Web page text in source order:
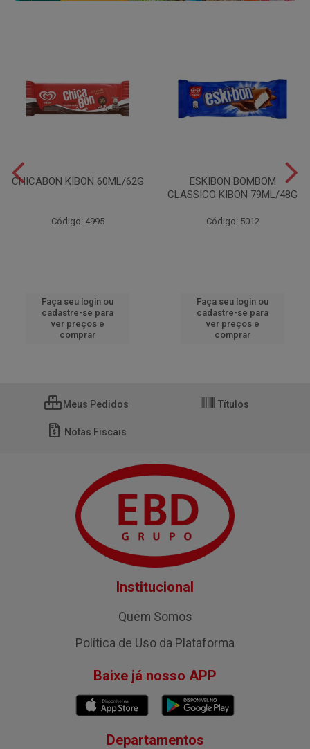
CHICABON KIBON 60ML/62G
Código: 4995
Faça seu login ou
cadastre-se para
ver preços e
comprar
ESKIBON BOMBOM
CLASSICO KIBON 79ML/48G
Código: 5012
Faça seu login ou
cadastre-se para
ver preços e
comprar
Meus Pedidos Títulos
Notas Fiscais
Institucional
Quem Somos
Política de Uso da Plataforma
Baixe já nosso APP
Departamentos